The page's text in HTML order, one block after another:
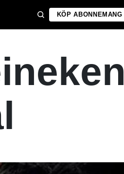
KÖP ABONNEMANG